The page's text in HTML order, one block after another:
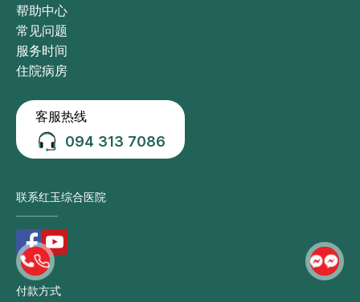
帮助中心
常见问题
服务时间
住院病房
客服热线
094 313 7086
联系红玉综合医院
付款方式